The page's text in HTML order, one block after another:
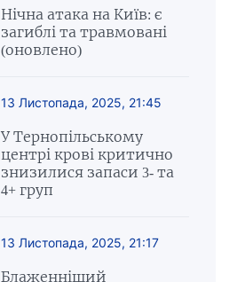
Нічна атака на Київ: є
загиблі та травмовані
(оновлено)
13 Листопада, 2025, 21:45
У Тернопільському
центрі крові критично
знизилися запаси 3- та
4+ груп
13 Листопада, 2025, 21:17
Блаженніший